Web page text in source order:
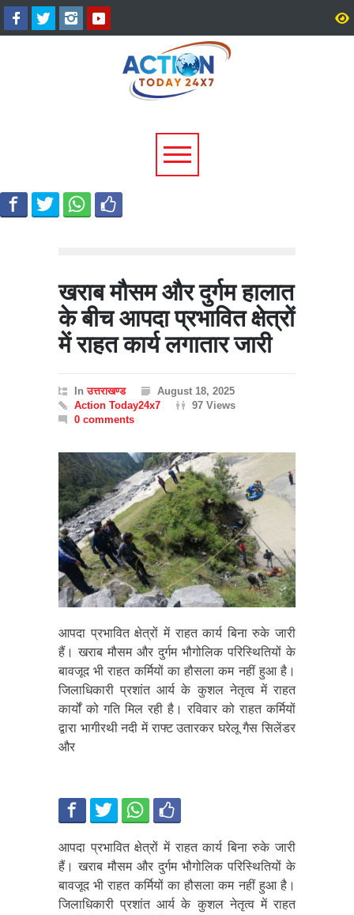
टिहरी में दर्दनाक हादसा: 250 मीटर
गहरी खाई में गिरी बोलेरो, एक ही
परिवार के 5 लोगों की मौत; एक
घायल, एक की तलाश जारी
खराब मौसम और दुर्गम हालात
के बीच आपदा प्रभावित क्षेत्रों
में राहत कार्य लगातार जारी
Inउत्तराखण्ड
August 18, 2025
Action Today24x7
97 Views
0 comments
आपदा प्रभावित क्षेत्रों में राहत कार्य बिना रुके जारी
हैं। खराब मौसम और दुर्गम भौगोलिक परिस्थितियों के
बावजूद भी राहत कर्मियों का हौसला कम नहीं हुआ है।
जिलाधिकारी प्रशांत आर्य के कुशल नेतृत्व में राहत
कार्यों को गति मिल रही है। रविवार को राहत कर्मियों
द्वारा भागीरथी नदी में राफ्ट उतारकर घरेलू गैस सिलेंडर
और
आपदा प्रभावित क्षेत्रों में राहत कार्य बिना रुके जारी
हैं। खराब मौसम और दुर्गम भौगोलिक परिस्थितियों के
बावजूद भी राहत कर्मियों का हौसला कम नहीं हुआ है।
जिलाधिकारी प्रशांत आर्य के कुशल नेतृत्व में राहत